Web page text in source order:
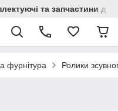
та запчастини
фурнітура Ролики